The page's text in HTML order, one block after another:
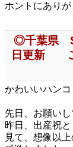
ホントにありが
◎千葉県
日更新 ご
かわいいハン
先日、お願い
昨日、出産祝
見て、想像以